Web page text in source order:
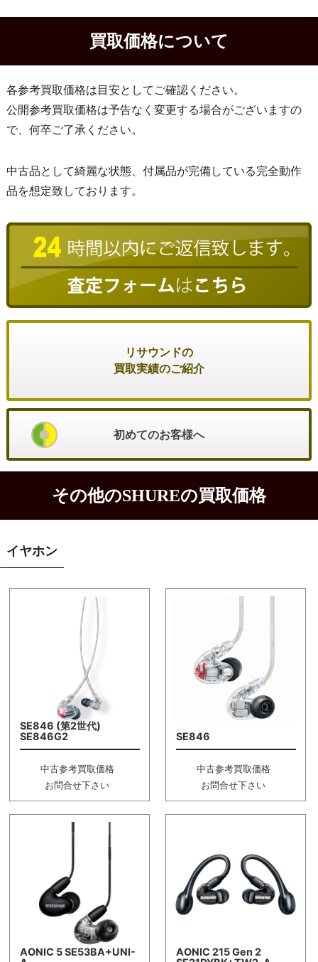
買取価格について
各参考買取価格は目安としてご確認ください。
公開参考買取価格は予告なく変更する場合がございますの
で、何卒ご了承ください。
中古品として綺麗な状態、付属品が完備している完全動作
品を想定致しております。
リサウンドの
買取実績のご紹介
初めてのお客様へ
その他のSHUREの買取価格
イヤホン
SE846 (第2世代)
SE846G2
中古参考買取価格
お問合せ下さい
SE846
中古参考買取価格
お問合せ下さい
AONIC 5 SE53BA+UNI-
AONIC 215 Gen 2